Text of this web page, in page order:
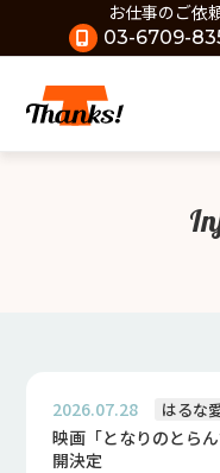
お仕事のご依
03-6709-
2026.07.28
映画「となりのとら
開決定
はるな